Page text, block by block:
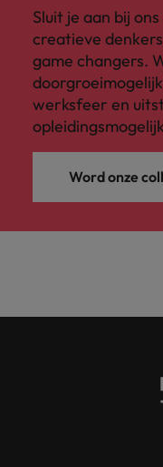
Sluit je aan bij
creatieve
game changers.
werksfeer en
Word onze